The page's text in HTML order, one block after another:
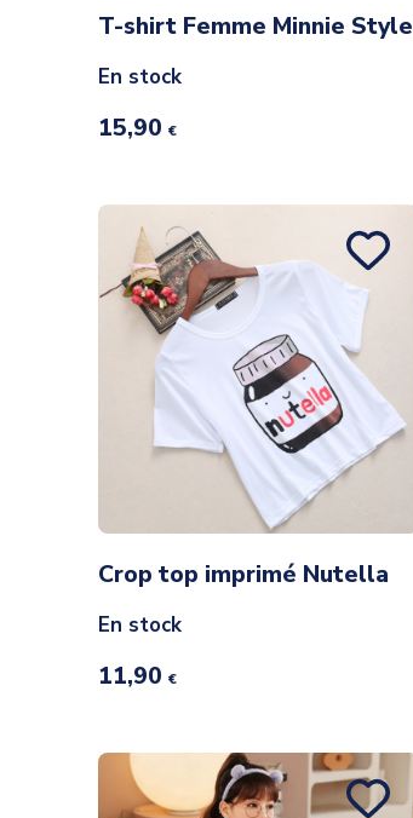
T-shirt Femme Minnie Style
En stock
15,90 €
Crop top imprimé Nutella
En stock
11,90 €